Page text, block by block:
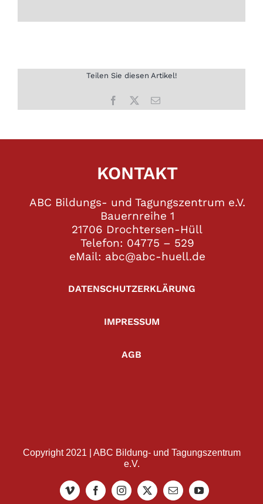
Teilen Sie diesen Artikel!
Facebook
E-
Mail
KONTAKT
ABC Bildungs- und Tagungszentrum e.V.
Bauernreihe 1
21706 Drochtersen-Hüll
Telefon: 04775 – 529
eMail: abc@abc-huell.de
DATENSCHUTZERKLÄRUNG
IMPRESSUM
AGB
Copyright 2021 | ABC Bildung- und Tagungszentrum
e.V.
Vimeo FacebookInstagram
X
E-
YouTube